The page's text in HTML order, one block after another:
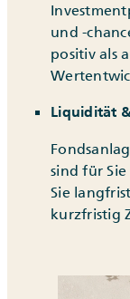
und -
positiv als
Liquidität
sind für
Sie
kurzfristig